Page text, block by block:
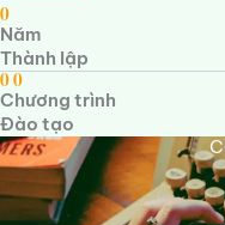
0
Năm
Thành lập
00
Chương trình
Đào tạo